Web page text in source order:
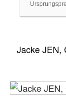
Jacke JEN,